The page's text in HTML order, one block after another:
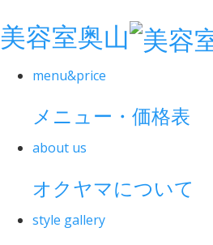
美容室奥山
menu&price
メニュー・価格表
about us
オクヤマについて
style gallery